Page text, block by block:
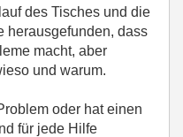
des Tisches und die
herausgefunden, dass
macht, aber
und warum.
oder hat einen
für jede Hilfe